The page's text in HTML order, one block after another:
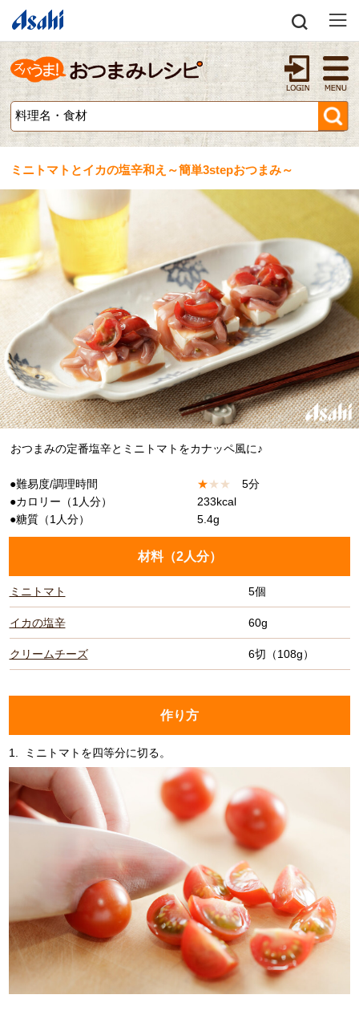
ミニトマトとイカの塩辛和え～簡単3stepおつまみ～
おつまみの定番塩辛とミニトマトをカナッペ風に♪
●難易度/調理時間 ★★ ★
5分
●カロリー（1人分）
233kcal
●糖質（1人分）
5.4g
材料（2人分）
ミニトマト 5個
イカの塩辛 60g
クリームチーズ 6切（108g）
作り方
1. ミニトマトを四等分に切る。